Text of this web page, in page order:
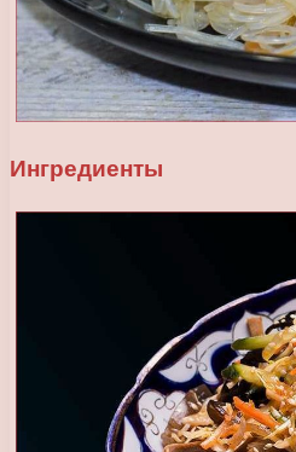
Ингредиенты